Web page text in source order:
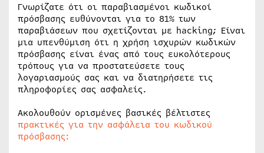
Γνωρίζατε ότι οι παραβιασμένοι κωδικοί
πρόσβασης ευθύνονται για το 81% των
παραβιάσεων που σχετίζονται με hacking; Είναι
μια υπενθύμιση ότι η χρήση ισχυρών κωδικών
πρόσβασης είναι ένας από τους ευκολότερους
τρόπους για να προστατεύσετε τους
λογαριασμούς σας και να διατηρήσετε τις
πληροφορίες σας ασφαλείς.
Ακολουθούν ορισμένες βασικές βέλτιστες
πρακτικές για την ασφάλεια του κωδικού
πρόσβασης: